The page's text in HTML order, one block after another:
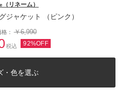
（リネーム）
ジャケット （ピンク）
格：￥6,990
税込 92%OFF
・色を選ぶ